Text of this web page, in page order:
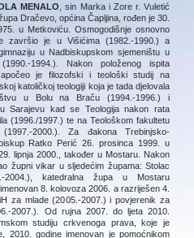
MENALO
, sin Marka i Zore r. Vuletić
Dračevo, općina Čapljina, rođen je 30.
u Metkoviću. Osmogodišnje osnovno
završio je u Višićima (1982.-1990.) a
u Nadbiskupskom sjemeništu u
1994.). Nakon položenog ispita
je filozofski i teološki studij na
katoličkoj teologiji koja je tada djelovala
u Bolu na Braču (1994.-1996.) i
Sarajevu kad se Teologija nakon rata
(1996./1997.) te na Teološkom fakultetu
2000.). Za đakona Trebinjsko-
Ratko Perić 26. prosinca 1999. u
lipnja 2000., također u Mostaru. Nakon
župni vikar u sljedećim župama: Stolac
2004.), katedralna župa u Mostaru
8. kolovoza 2006. a razriješen 4.
za mlade (2005.-2007.) i povjerenik za
2007.). Od rujna 2007. do ljeta 2010.
studiju crkvenoga prava, koje je
2010. godine imenovan je pomoćnikom